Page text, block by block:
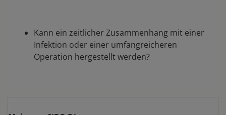
Kann ein zeitlicher Zusammenhang mit einer
Infektion oder einer umfangreicheren
Operation hergestellt werden?